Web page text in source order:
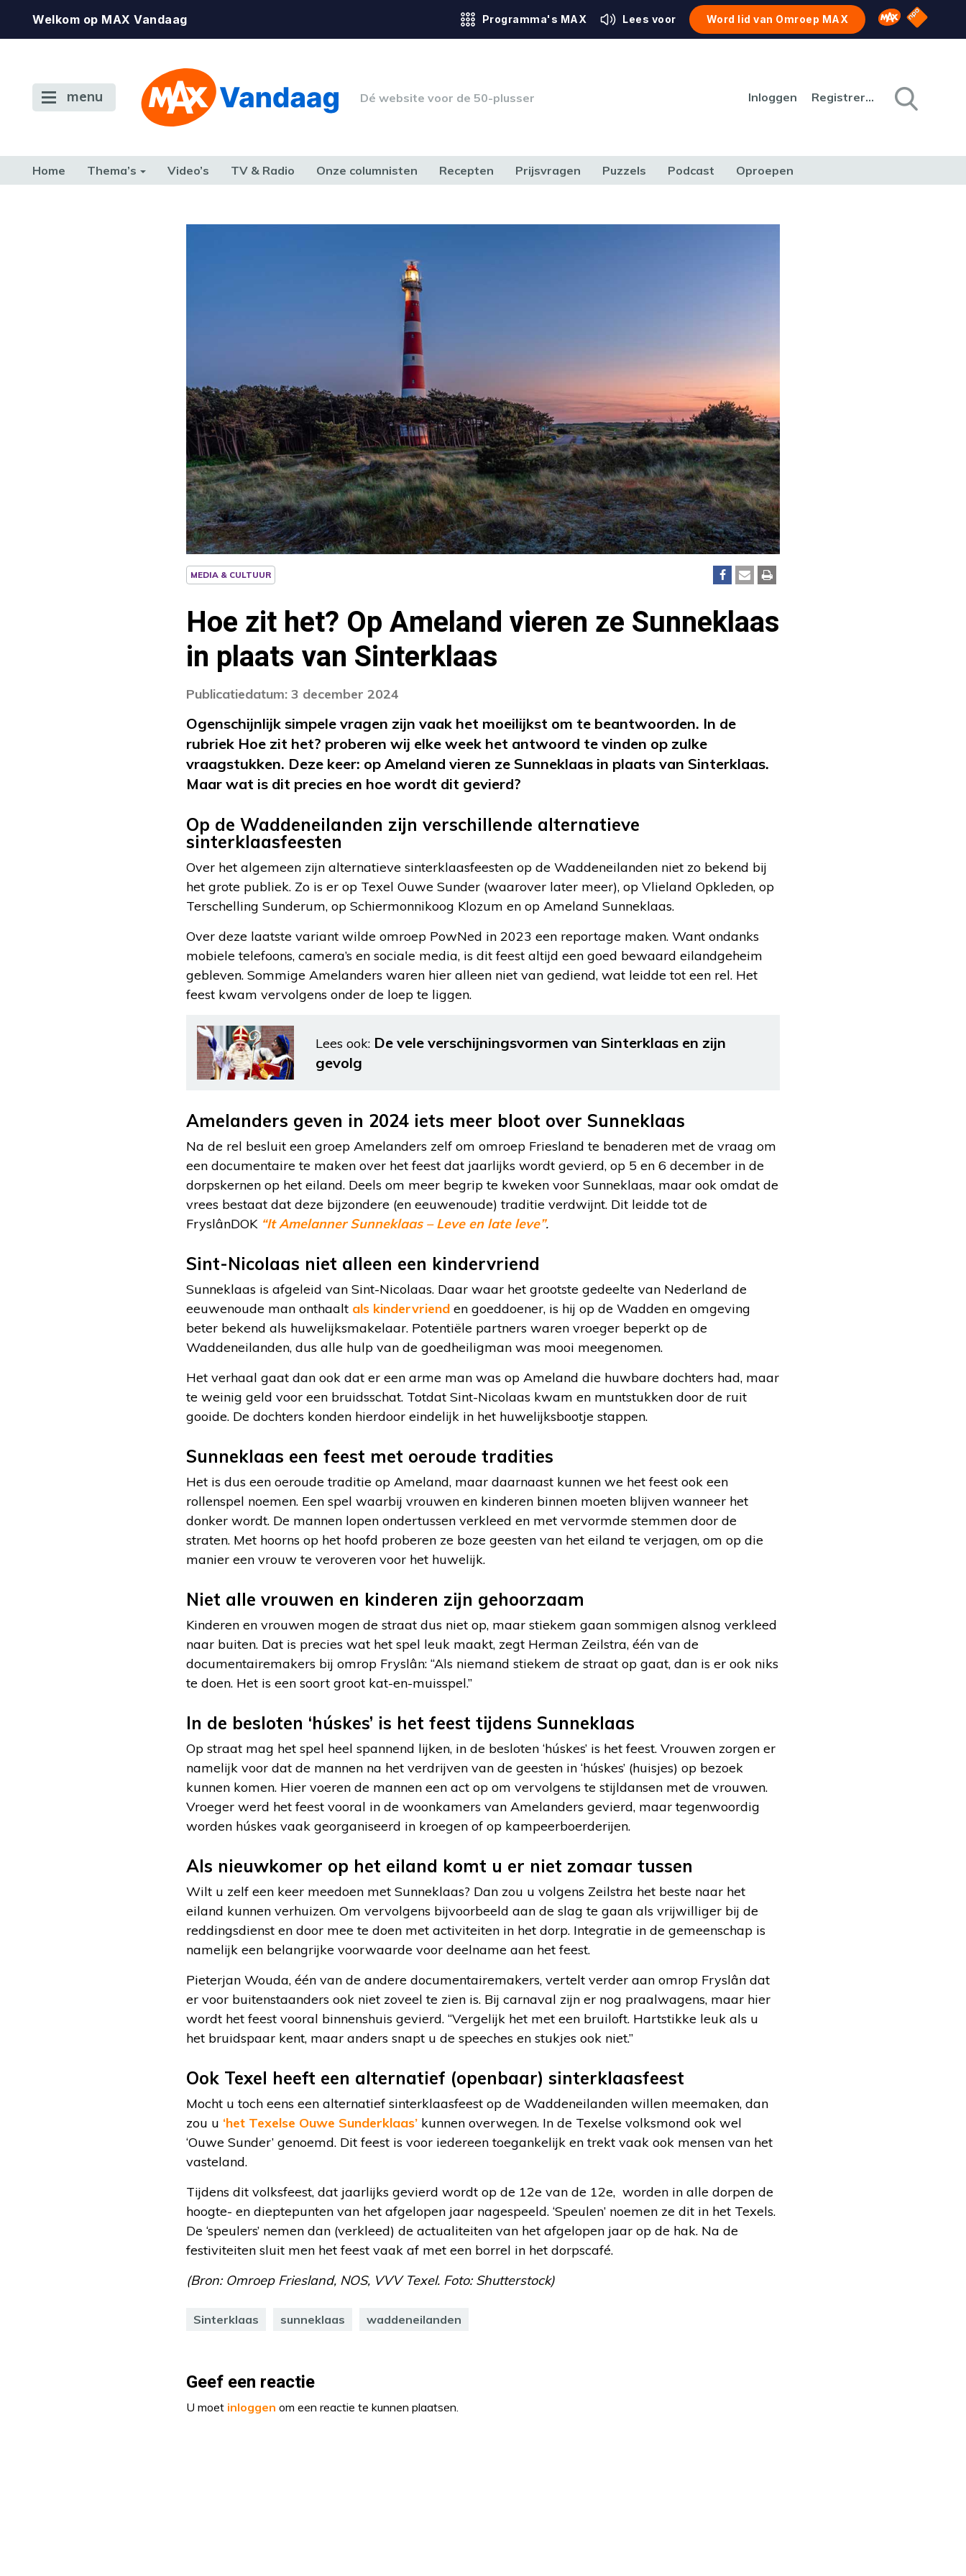
Welkom op MAX Vandaag Programma's MAX Lees voor Word lid van Omroep MAX Omroep MAX
NPO
menu Dé website voor de 50-plusser Inloggen Registreren
Home Thema’s Video’s TV & Radio Onze columnisten Recepten Prijsvragen Puzzels Podcast Oproepen
MEDIA & CULTUUR
Hoe zit het? Op Ameland vieren ze Sunneklaas
in plaats van Sinterklaas
Publicatiedatum: 3 december 2024
Ogenschijnlijk simpele vragen zijn vaak het moeilijkst om te beantwoorden. In de
rubriek Hoe zit het? proberen wij elke week het antwoord te vinden op zulke
vraagstukken. Deze keer: op Ameland vieren ze Sunneklaas in plaats van Sinterklaas.
Maar wat is dit precies en hoe wordt dit gevierd?
Op de Waddeneilanden zijn verschillende alternatieve
sinterklaasfeesten
Over het algemeen zijn alternatieve sinterklaasfeesten op de Waddeneilanden niet zo bekend bij
het grote publiek. Zo is er op Texel Ouwe Sunder (waarover later meer), op Vlieland Opkleden, op
Terschelling Sunderum, op Schiermonnikoog Klozum en op Ameland Sunneklaas.
Over deze laatste variant wilde omroep PowNed in 2023 een reportage maken. Want ondanks
mobiele telefoons, camera’s en sociale media, is dit feest altijd een goed bewaard eilandgeheim
gebleven. Sommige Amelanders waren hier alleen niet van gediend, wat leidde tot een rel. Het
feest kwam vervolgens onder de loep te liggen.
Lees ook: De vele verschijningsvormen van Sinterklaas en zijn
gevolg
Amelanders geven in 2024 iets meer bloot over Sunneklaas
Na de rel besluit een groep Amelanders zelf om omroep Friesland te benaderen met de vraag om
een documentaire te maken over het feest dat jaarlijks wordt gevierd, op 5 en 6 december in de
dorpskernen op het eiland. Deels om meer begrip te kweken voor Sunneklaas, maar ook omdat de
vrees bestaat dat deze bijzondere (en eeuwenoude) traditie verdwijnt. Dit leidde tot de
FryslânDOK “It Amelanner Sunneklaas – Leve en late leve”.
Sint-Nicolaas niet alleen een kindervriend
Sunneklaas is afgeleid van Sint-Nicolaas. Daar waar het grootste gedeelte van Nederland de
eeuwenoude man onthaalt als kindervriend en goeddoener, is hij op de Wadden en omgeving
beter bekend als huwelijksmakelaar. Potentiële partners waren vroeger beperkt op de
Waddeneilanden, dus alle hulp van de goedheiligman was mooi meegenomen.
Het verhaal gaat dan ook dat er een arme man was op Ameland die huwbare dochters had, maar
te weinig geld voor een bruidsschat. Totdat Sint-Nicolaas kwam en muntstukken door de ruit
gooide. De dochters konden hierdoor eindelijk in het huwelijksbootje stappen.
Sunneklaas een feest met oeroude tradities
Het is dus een oeroude traditie op Ameland, maar daarnaast kunnen we het feest ook een
rollenspel noemen. Een spel waarbij vrouwen en kinderen binnen moeten blijven wanneer het
donker wordt. De mannen lopen ondertussen verkleed en met vervormde stemmen door de
straten. Met hoorns op het hoofd proberen ze boze geesten van het eiland te verjagen, om op die
manier een vrouw te veroveren voor het huwelijk.
Niet alle vrouwen en kinderen zijn gehoorzaam
Kinderen en vrouwen mogen de straat dus niet op, maar stiekem gaan sommigen alsnog verkleed
naar buiten. Dat is precies wat het spel leuk maakt, zegt Herman Zeilstra, één van de
documentairemakers bij omrop Fryslân: “Als niemand stiekem de straat op gaat, dan is er ook niks
te doen. Het is een soort groot kat-en-muisspel.”
In de besloten ‘húskes’ is het feest tijdens Sunneklaas
Op straat mag het spel heel spannend lijken, in de besloten ‘húskes’ is het feest. Vrouwen zorgen er
namelijk voor dat de mannen na het verdrijven van de geesten in ‘húskes’ (huisjes) op bezoek
kunnen komen. Hier voeren de mannen een act op om vervolgens te stijldansen met de vrouwen.
Vroeger werd het feest vooral in de woonkamers van Amelanders gevierd, maar tegenwoordig
worden húskes vaak georganiseerd in kroegen of op kampeerboerderijen.
Als nieuwkomer op het eiland komt u er niet zomaar tussen
Wilt u zelf een keer meedoen met Sunneklaas? Dan zou u volgens Zeilstra het beste naar het
eiland kunnen verhuizen. Om vervolgens bijvoorbeeld aan de slag te gaan als vrijwilliger bij de
reddingsdienst en door mee te doen met activiteiten in het dorp. Integratie in de gemeenschap is
namelijk een belangrijke voorwaarde voor deelname aan het feest.
Pieterjan Wouda, één van de andere documentairemakers, vertelt verder aan omrop Fryslân dat
er voor buitenstaanders ook niet zoveel te zien is. Bij carnaval zijn er nog praalwagens, maar hier
wordt het feest vooral binnenshuis gevierd. “Vergelijk het met een bruiloft. Hartstikke leuk als u
het bruidspaar kent, maar anders snapt u de speeches en stukjes ook niet.”
Ook Texel heeft een alternatief (openbaar) sinterklaasfeest
Mocht u toch eens een alternatief sinterklaasfeest op de Waddeneilanden willen meemaken, dan
zou u ‘het Texelse Ouwe Sunderklaas’ kunnen overwegen. In de Texelse volksmond ook wel
‘Ouwe Sunder’ genoemd. Dit feest is voor iedereen toegankelijk en trekt vaak ook mensen van het
vasteland.
Tijdens dit volksfeest, dat jaarlijks gevierd wordt op de 12e van de 12e, worden in alle dorpen de
hoogte- en dieptepunten van het afgelopen jaar nagespeeld. ‘Speulen’ noemen ze dit in het Texels.
De ‘speulers’ nemen dan (verkleed) de actualiteiten van het afgelopen jaar op de hak. Na de
festiviteiten sluit men het feest vaak af met een borrel in het dorpscafé.
(Bron: Omroep Friesland, NOS, VVV Texel. Foto: Shutterstock)
Sinterklaas sunneklaas waddeneilanden
Geef een reactie
U moet inloggen om een reactie te kunnen plaatsen.